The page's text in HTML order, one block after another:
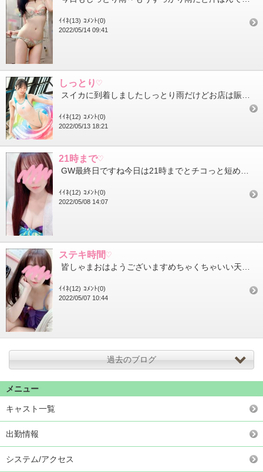
ｲｲﾈ(13) ｺﾒﾝﾄ(0)
2022/05/14 09:41
しっとり♡
ｲｲﾈ(12) ｺﾒﾝﾄ(0)
2022/05/13 18:21
21時まで♡
ｲｲﾈ(12) ｺﾒﾝﾄ(0)
2022/05/08 14:07
ステキ時間♡
ｲｲﾈ(12) ｺﾒﾝﾄ(0)
2022/05/07 10:44
過去のブログ
メニュー
キャスト一覧
出勤情報
システム/アクセス